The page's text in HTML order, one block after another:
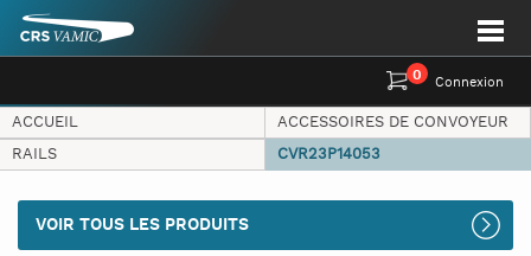
Connexion
0
ACCUEIL
ACCESSOIRES DE CONVOYEUR
RAILS
CVR23P14053
VOIR TOUS LES PRODUITS